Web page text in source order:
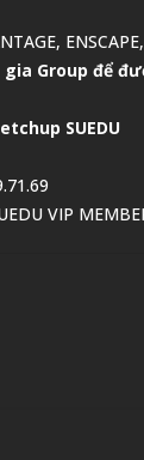
gia Group để
SUEDU
VIP